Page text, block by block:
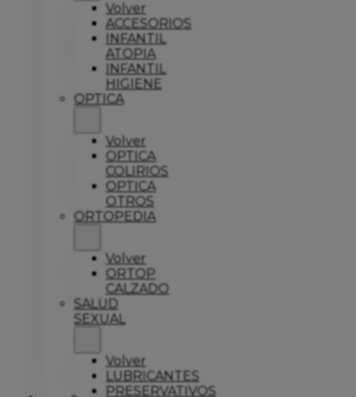
Volver
ACCESORIOS
INFANTIL
ATOPIA
INFANTIL
HIGIENE
OPTICA
Volver
OPTICA
COLIRIOS
OPTICA
OTROS
ORTOPEDIA
Volver
ORTOP
CALZADO
SALUD
SEXUAL
Volver
LUBRICANTES
PRESERVATIVOS